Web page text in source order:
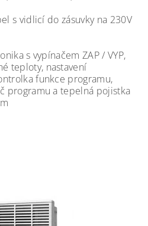
s vidlicí do zásuvky na 230V
s vypínačem ZAP / VYP,
teploty, nastavení
funkce programu,
programu a tepelná pojistka